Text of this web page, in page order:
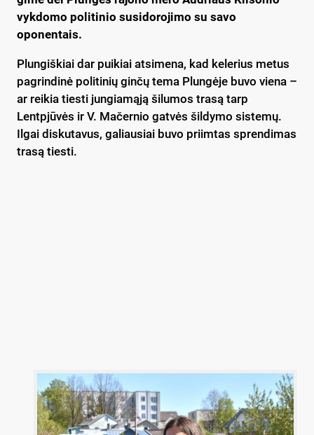
vykdomo politinio susidorojimo su savo
oponentais.
Plungiškiai dar puikiai atsimena, kad kelerius metus
pagrindinė politinių ginčų tema Plungėje buvo viena –
ar reikia tiesti jungiamąją šilumos trasą tarp
Lentpjūvės ir V. Mačernio gatvės šildymo sistemų.
Ilgai diskutavus, galiausiai buvo priimtas sprendimas
trasą tiesti.